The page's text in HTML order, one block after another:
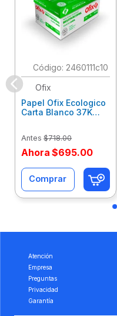
: 2460111c10
Ofix
Papel Ofix Ecologico
Carta Blanco 37K
Antes $718.00
Ahora $695.00
Comprar
Atención
Empresa
Preguntas
Privacidad
Garantía